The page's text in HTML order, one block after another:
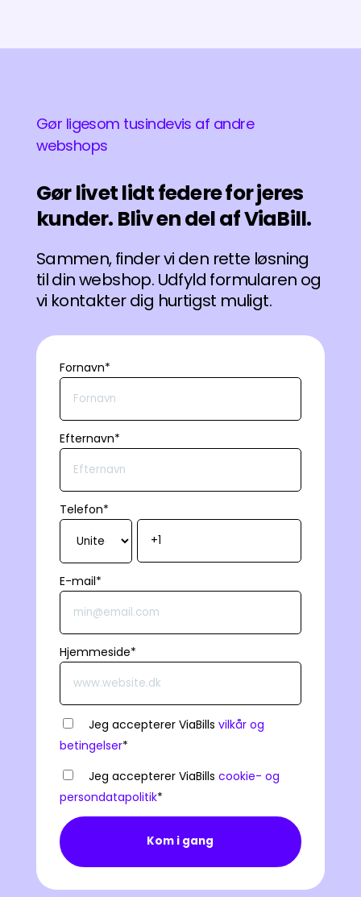
Gør ligesom tusindevis af andre
webshops
Gør livet lidt federe for jeres
kunder. Bliv en del af ViaBill.
Sammen, finder vi den rette løsning
til din webshop. Udfyld formularen og
vi kontakter dig hurtigst muligt.
Fornavn*
Efternavn*
Telefon*
E-mail*
Hjemmeside*
Jeg accepterer ViaBills vilkår og
betingelser*
Jeg accepterer ViaBills cookie- og
persondatapolitik*